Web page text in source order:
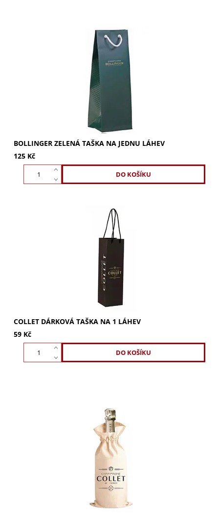
Zelená taška BOLLINGER na láhev vína. Dopřejte si
absolutní eleganci a prestiž. Ideální dárek pro znalce,
který pozvedne zážitek. Kupte si svou...
BOLLINGER ZELENÁ TAŠKA NA JEDNU LÁHEV
125 Kč
Elegantní dárková taška Collet na 1 láhev. Perfektní obal
pro šampaňské, který promění každou láhev v luxusní
COLLET DÁRKOVÁ TAŠKA NA 1 LÁHEV
59 Kč
Elegantní bavlněný sáček Collet na 1 láhev. Perfektní obal
pro šampaňské, který promění každou láhev v nevšední